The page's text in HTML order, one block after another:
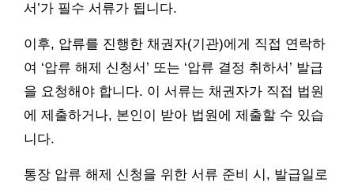
서’가 필수 서류가 됩니다.
이후, 압류를 진행한 채권자(기관)에게 직접 연락하
여 ‘압류 해제 신청서’ 또는 ‘압류 결정 취하서’ 발급
을 요청해야 합니다. 이 서류는 채권자가 직접 법원
에 제출하거나, 본인이 받아 법원에 제출할 수 있습
니다.
통장 압류 해제 신청을 위한 서류 준비 시, 발급일로